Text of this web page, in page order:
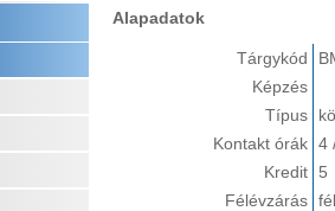
Alapadatok
Tárgykód
Képzés
Típus
Kontakt órák 4
Kredit
5
Félévzárás